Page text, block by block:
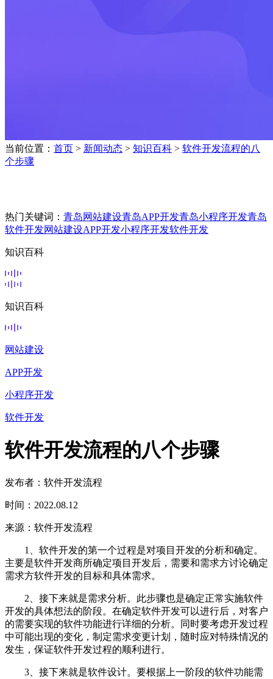
当前位置： 首页 > 新闻动态 > 知识百科 > 软件开发流程的八
个步骤
热门关键词： 青岛网站建设青岛APP开发青岛小程序开发青岛
软件开发网站建设APP开发小程序开发软件开发
知识百科
知识百科
网站建设
APP开发
小程序开发
软件开发
软件开发流程的八个步骤
发布者：软件开发流程
时间：2022.08.12
来源：软件开发流程
1、软件开发的第一个过程是对项目开发的分析和确定。
主要是软件开发商所确定项目开发后，需要和需求方讨论确定
需求方软件开发的目标和具体需求。
2、接下来就是需求分析。此步骤也是确定正常实施软件
开发的具体想法的阶段。在确定软件开发可以进行后，对客户
的需要实现的软件功能进行详细的分析。同时要考虑开发过程
中可能出现的变化，制定需求变更计划，随时应对特殊情况的
发生，保证软件开发过程的顺利进行。
3、接下来就是软件设计。要根据上一阶段的软件功能需